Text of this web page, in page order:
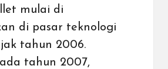
mulai di
di pasar teknologi
tahun 2006.
tahun 2007,